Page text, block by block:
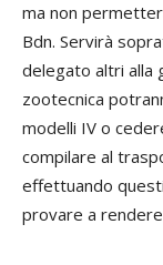
ma non
Bdn. Servirà
delegato altri alla
zootecnica
modelli IV o
compilare al
effettuando
provare a